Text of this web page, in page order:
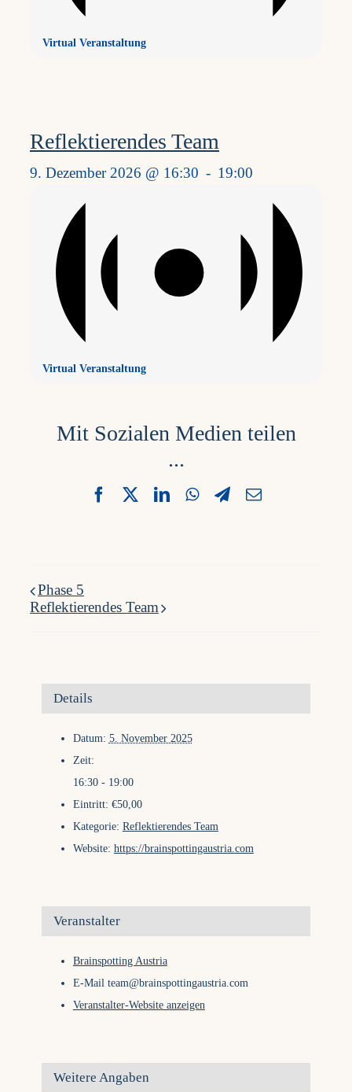
Virtual Veranstaltung
Reflektierendes Team
9. Dezember 2026 @ 16:30 - 19:00
Virtual Veranstaltung
Mit Sozialen Medien teilen
...
FacebookLinkedInWhatsApp
Telegram
Email
Phase 5
Reflektierendes Team
Details
Datum: 5. November 2025
Zeit:
16:30 - 19:00
Eintritt: €50,00
Kategorie: Reflektierendes Team
Website: https://brainspottingaustria.com
Veranstalter
Brainspotting Austria
E-Mail team@brainspottingaustria.com
Veranstalter-Website anzeigen
Weitere Angaben